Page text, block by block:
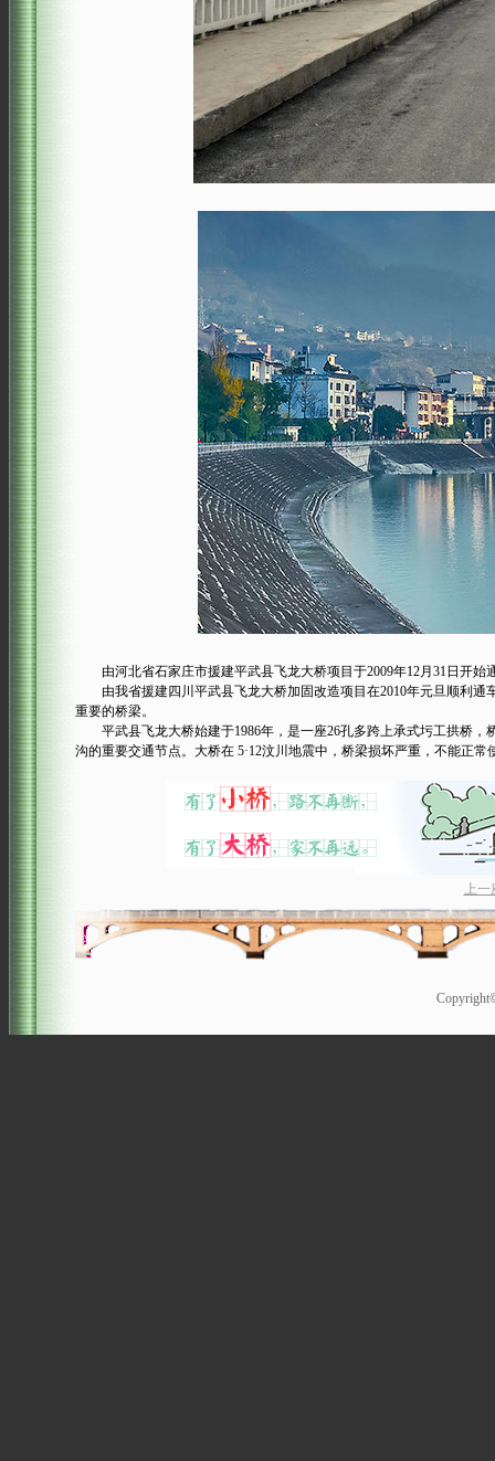
由河北省石家庄市援建平武县飞龙大桥项目于2009年12月31日开始
由我省援建四川平武县飞龙大桥加固改造项目在2010年元旦顺利通
重要的桥梁。
平武县飞龙大桥始建于1986年，是一座26孔多跨上承式圬工拱桥，
沟的重要交通节点。大桥在 5·12汶川地震中，桥梁损坏严重，不能正
上一